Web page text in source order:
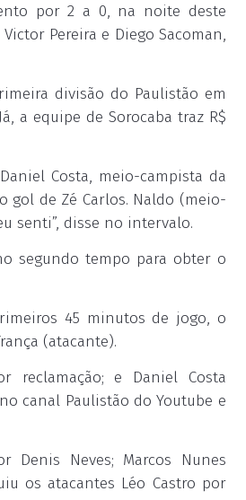
por 2 a 0, na noite deste
Pereira e Diego Sacoman,
divisão do Paulistão em
a equipe de Sorocaba traz R$
Costa, meio-campista da
de Zé Carlos. Naldo (meio-
senti”, disse no intervalo.
segundo tempo para obter o
45 minutos de jogo, o
(atacante).
reclamação; e Daniel Costa
canal Paulistão do Youtube e
Denis Neves; Marcos Nunes
os atacantes Léo Castro por